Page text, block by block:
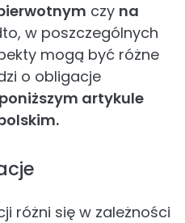
czy na
w poszczególnych
mogą być różne
o obligacje
poniższym artykule
różni się w zależności